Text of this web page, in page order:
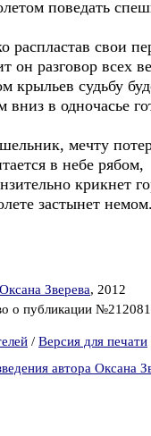
поведать
распластав свои
он разговор всех
крыльев судьбу
вниз в одночасье
мечту
в небе рябом,
крикнет
застынет немом.
Оксана Зверева, 2012
о публикации
/ Версия для печати
автора Оксана